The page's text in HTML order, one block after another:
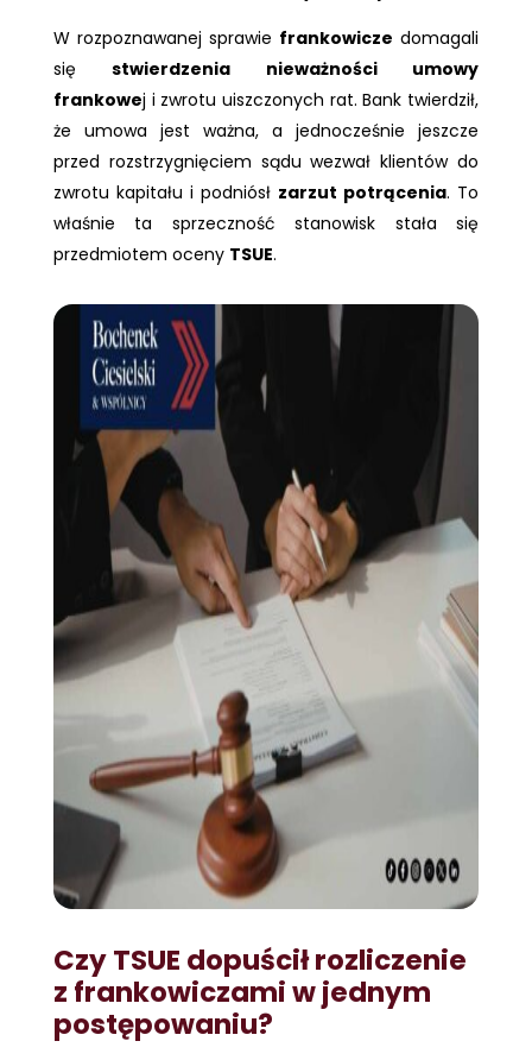
W rozpoznawanej sprawie frankowicze domagali
sięstwierdzenia nieważności umowy
frankowej i zwrotu uiszczonych rat. Bank twierdził,
że umowa jest ważna, a jednocześnie jeszcze
przed rozstrzygnięciem sądu wezwał klientów do
zwrotu kapitału i podniósł zarzut potrącenia. To
właśnie ta sprzeczność stanowisk stała się
przedmiotem oceny TSUE.
Czy TSUE dopuścił rozliczenie
z frankowiczami w jednym
postępowaniu?